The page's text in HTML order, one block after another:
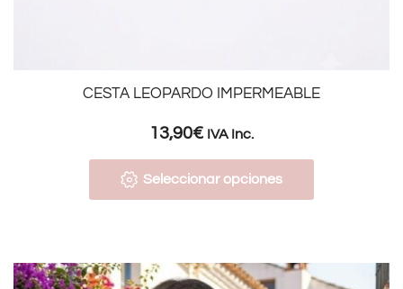
CESTA LEOPARDO IMPERMEABLE
13,90€ IVA Inc.
Seleccionar opciones